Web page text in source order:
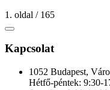
1. oldal / 165
Kapcsolat
1052 Budapest,
Hétfő-péntek: 9:30-